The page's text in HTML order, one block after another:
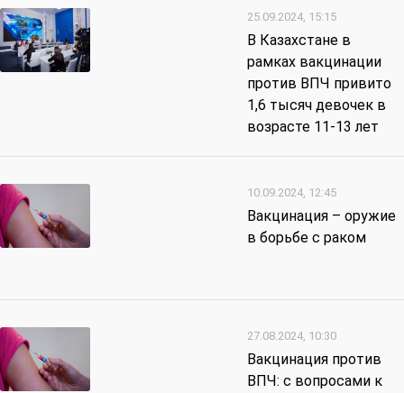
25.09.2024, 15:15
В Казахстане в
рамках вакцинации
против ВПЧ привито
1,6 тысяч девочек в
возрасте 11-13 лет
10.09.2024, 12:45
Вакцинация – оружие
в борьбе с раком
27.08.2024, 10:30
Вакцинация против
ВПЧ: с вопросами к